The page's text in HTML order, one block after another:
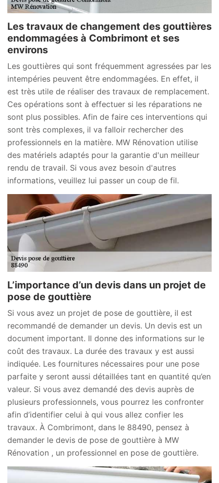
Les travaux de changement des gouttières
endommagées à Combrimont et ses
environs
Les gouttières qui sont fréquemment agressées par les
intempéries peuvent être endommagées. En effet, il
est très utile de réaliser des travaux de remplacement.
Ces opérations sont à effectuer si les réparations ne
sont plus possibles. Afin de faire ces interventions qui
sont très complexes, il va falloir rechercher des
professionnels en la matière. MW Rénovation utilise
des matériels adaptés pour la garantie d'un meilleur
rendu de travail. Si vous avez besoin d'autres
informations, veuillez lui passer un coup de fil.
L’importance d’un devis dans un projet de
pose de gouttière
Si vous avez un projet de pose de gouttière, il est
recommandé de demander un devis. Un devis est un
document important. Il donne des informations sur le
coût des travaux. La durée des travaux y est aussi
indiquée. Les fournitures nécessaires pour une pose
parfaite y seront aussi détaillées tant en quantité qu’en
valeur. Si vous avez demandé des devis auprès de
plusieurs professionnels, vous pourrez les confronter
afin d’identifier celui à qui vous allez confier les
travaux. À Combrimont, dans le 88490, pensez à
demander le devis de pose de gouttière à MW
Rénovation , un professionnel en pose de gouttière.